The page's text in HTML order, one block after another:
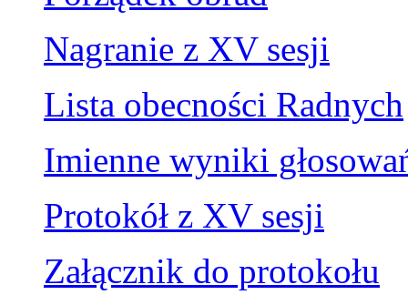
Nagranie z XV sesji
Lista obecności Radnych
Imienne wyniki
Protokół z XV sesji
Załącznik do protokołu